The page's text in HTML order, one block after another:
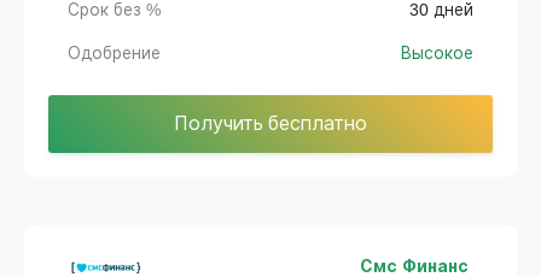
Срок без % 30 дней
Одобрение Высокое
Получить бесплатно
Смс Финанс